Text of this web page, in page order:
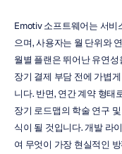
Emotiv 소프트웨어는 서비
으며, 사용자는 월 단위와
월별 플랜은 뛰어난 유연
장기 결제 부담 전에 가볍
니다. 반면, 연간 계약 형태
장기 로드맵의 학술 연구
식이 될 것입니다. 개발 라
여 무엇이 가장 현실적인